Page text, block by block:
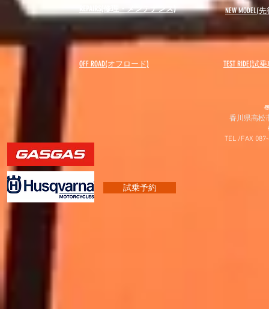
REPAIRS(修理・メンテナンス) NEW MODEL(先
OFF ROAD(オフロード) ​TEST RIDE(試
試乗予約
香川県高松
TEL /FAX